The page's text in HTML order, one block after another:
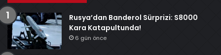
Rusya’dan Banderol Sürprizi: S8000
Kara Katapultunda!
6 gün önce